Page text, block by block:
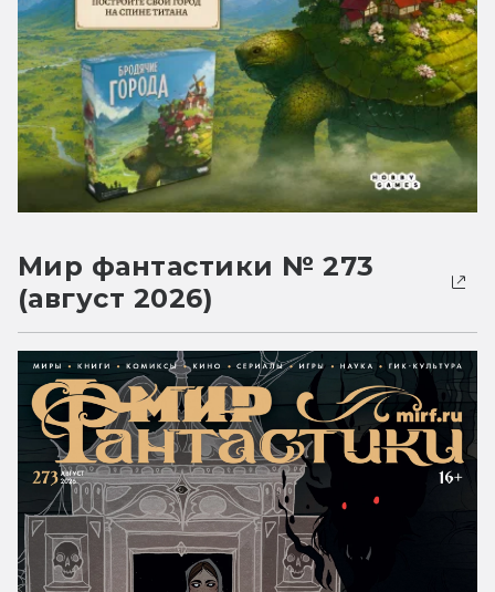
Мир фантастики № 273
(август 2026)